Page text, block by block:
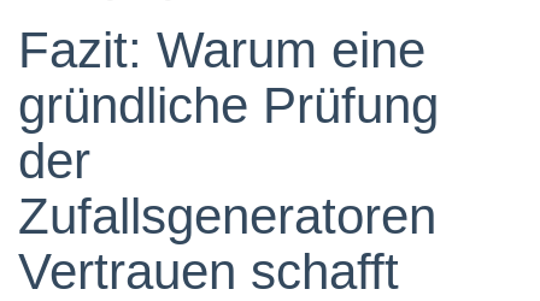
Fazit: Warum eine
gründliche Prüfung
der
Zufallsgeneratoren
Vertrauen schafft